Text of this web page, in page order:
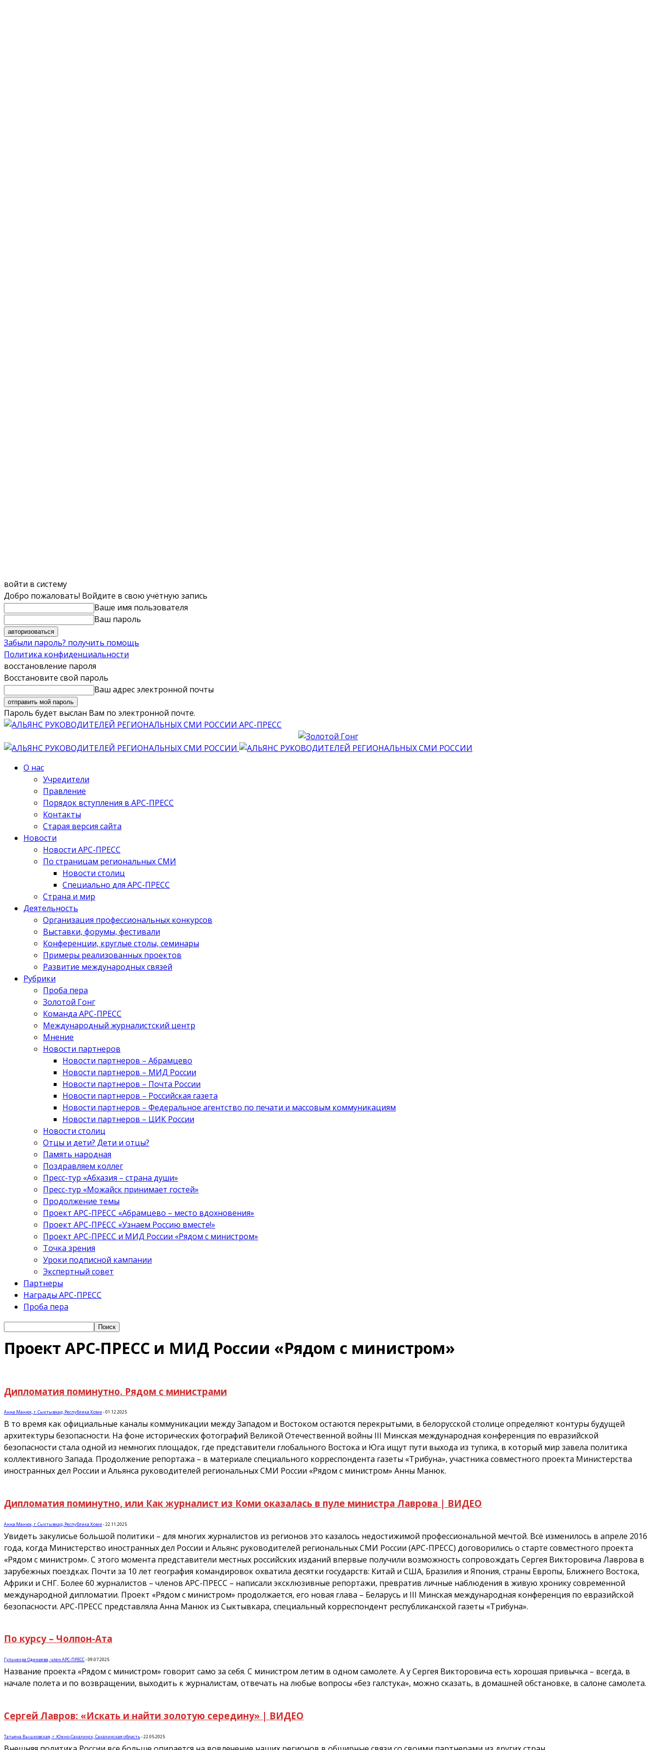
войти в систему
Добро пожаловать! Войдите в свою учётную запись
Ваше имя пользователя
Ваш пароль
Забыли пароль? получить помощь
Политика конфиденциальности
восстановление пароля
Восстановите свой пароль
Ваш адрес электронной почты
Пароль будет выслан Вам по электронной почте.
АРС-ПРЕСС
О нас
Учредители
Правление
Порядок вступления в АРС-ПРЕСС
Контакты
Старая версия сайта
Новости
Новости АРС-ПРЕСС
По страницам региональных СМИ
Новости столиц
Специально для АРС-ПРЕСС
Страна и мир
Деятельность
Организация профессиональных конкурсов
Выставки, форумы, фестивали
Конференции, круглые столы, семинары
Примеры реализованных проектов
Развитие международных связей
Рубрики
Проба пера
Золотой Гонг
Команда АРС-ПРЕСС
Международный журналистский центр
Мнение
Новости партнеров
Новости партнеров – Абрамцево
Новости партнеров – МИД России
Новости партнеров – Почта России
Новости партнеров – Российская газета
Новости партнеров – Федеральное агентство по печати и массовым коммуникациям
Новости партнеров – ЦИК России
Новости столиц
Отцы и дети? Дети и отцы?
Память народная
Поздравляем коллег
Пресс-тур «Абхазия – страна души»
Пресс-тур «Можайск принимает гостей»
Продолжение темы
Проект АРС-ПРЕСС «Абрамцево – место вдохновения»
Проект АРС-ПРЕСС «Узнаем Россию вместе!»
Проект АРС-ПРЕСС и МИД России «Рядом с министром»
Точка зрения
Уроки подписной кампании
Экспертный совет
Партнеры
Награды АРС-ПРЕСС
Проба пера
Проект АРС-ПРЕСС и МИД России «Рядом с министром»
Дипломатия поминутно. Рядом с министрами
Анна Манюк, г. Сыктывкар, Республика Коми -01.12.2025
В то время как официальные каналы коммуникации между Западом и Востоком остаются перекрытыми, в белорусской столице определяют контуры будущей
архитектуры безопасности. На фоне исторических фотографий Великой Отечественной войны III Минская международная конференция по евразийской
безопасности стала одной из немногих площадок, где представители глобального Востока и Юга ищут пути выхода из тупика, в который мир завела политика
коллективного Запада. Продолжение репортажа – в материале специального корреспондента газеты «Трибуна», участника совместного проекта Министерства
иностранных дел России и Альянса руководителей региональных СМИ России «Рядом с министром» Анны Манюк.
Дипломатия поминутно, или Как журналист из Коми оказалась в пуле министра Лаврова | ВИДЕО
Анна Манюк, г. Сыктывкар, Республика Коми -22.11.2025
Увидеть закулисье большой политики – для многих журналистов из регионов это казалось недостижимой профессиональной мечтой. Всё изменилось в апреле 2016
года, когда Министерство иностранных дел России и Альянс руководителей региональных СМИ России (АРС-ПРЕСС) договорились о старте совместного проекта
«Рядом с министром». С этого момента представители местных российских изданий впервые получили возможность сопровождать Сергея Викторовича Лаврова в
зарубежных поездках. Почти за 10 лет география командировок охватила десятки государств: Китай и США, Бразилия и Япония, страны Европы, Ближнего Востока,
Африки и СНГ. Более 60 журналистов – членов АРС-ПРЕСС – написали эксклюзивные репортажи, превратив личные наблюдения в живую хронику современной
международной дипломатии. Проект «Рядом с министром» продолжается, его новая глава – Беларусь и III Минская международная конференция по евразийской
безопасности. АРС-ПРЕСС представляла Анна Манюк из Сыктывкара, специальный корреспондент республиканской газеты «Трибуна».
По курсу – Чолпон-Ата
Гульчехра Одинаева, член АРС-ПРЕСС-09.07.2025
Название проекта «Рядом с министром» говорит само за себя. С министром летим в одном самолете. А у Сергея Викторовича есть хорошая привычка – всегда, в
начале полета и по возвращении, выходить к журналистам, отвечать на любые вопросы «без галстука», можно сказать, в домашней обстановке, в салоне самолета.
Сергей Лавров: «Искать и найти золотую середину» | ВИДЕО
Татьяна Вышковская, г. Южно-Сахалинск, Сахалинская область-22.05.2025